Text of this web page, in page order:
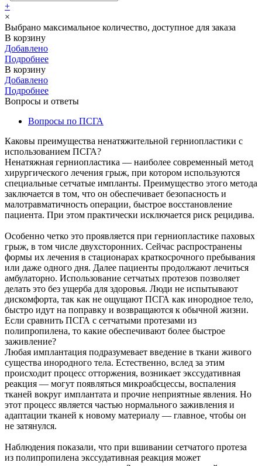
+
×
Выбрано максимальное количество, доступное для заказа
В корзину
Добавлено
Подробнее
В корзину
Добавлено
Подробнее
Вопросы и ответы
Вопросы по ПСГА
Каковы преимущества ненатяжительной герниопластики с
использованием ПСГА?
Ненатяжная герниопластика — наиболее современный метод
хирургического лечения грыж, при котором используются
специальные сетчатые импланты. Преимущество этого метода
заключается в том, что он обеспечивает безопасность и
малотравматичность операции, быстрое восстановление
пациента. При этом практически исключается риск рецидива.
Особенно четко это проявляется при герниопластике паховых
грыж, в том числе двухсторонних. Сейчас распространены
формы их лечения в стационарах краткосрочного пребывания
или даже одного дня. Далее пациенты продолжают лечиться
амбулаторно. Использование сетчатых протезов позволяет
делать это без ущерба для здоровья. Люди не испытывают
дискомфорта, так как не ощущают ПСГА как инородное тело,
быстро идут на поправку и возвращаются к обычной жизни.
Если сравнить ПСГА с сетчатыми протезами из
полипропилена, то какие обеспечивают более быстрое
заживление?
Любая имплантация подразумевает введение в ткани живого
существа инородного тела. Естественно, вслед за этим
происходит процесс отторжения, возникает экссудативная
реакция — могут появляться микроабсцессы, воспаления
тканей вокруг имплантата и прочие неприятные явления. Но
этот процесс является частью нормального заживления и
адаптации тканей к новому материалу — главное, чтобы он
не затянулся.
Наблюдения показали, что при вшивании сетчатого протеза
из полипропилена экссудативная реакция может